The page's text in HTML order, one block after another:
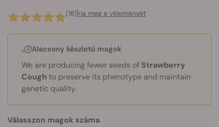
(18)Írja meg a véleményét
Alacsony készletű magok
We are producing fewer seeds of Strawberry
Cough to preserve its phenotype and maintain
genetic quality.
Válasszon magok száma